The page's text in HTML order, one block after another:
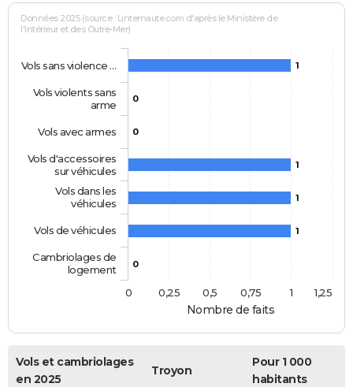
Nombre de faits
Données 2025 (source : Linternaute.com d'après le Ministère de
l'Intérieur et des Outre-Mer)
1
0
0
1
1
1
0
Vols sans violence …
Vols violents sans
arme
Vols avec armes
Vols d'accessoires
sur véhicules
Vols dans les
véhicules
Vols de véhicules
Cambriolages de
logement
0
1
0,25 0,5 0,75 1,25
Vols et cambriolages
en 2025
Troyon
Pour 1 000
habitants